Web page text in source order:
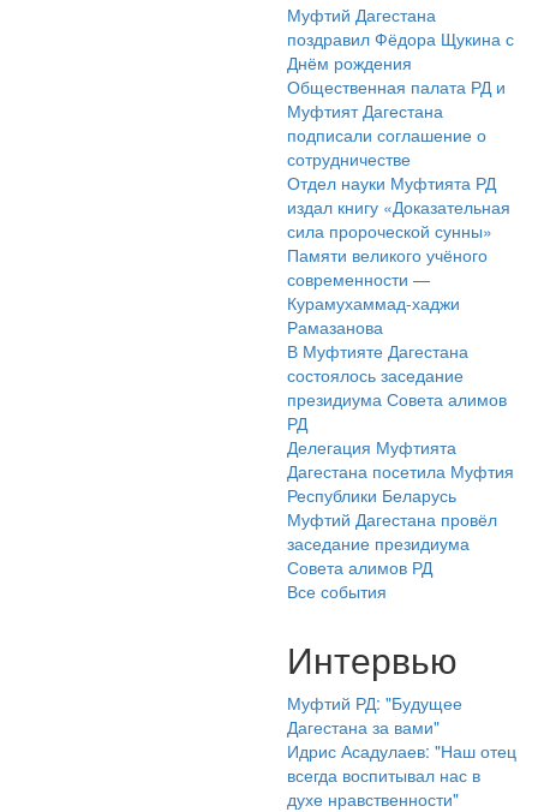
Муфтий Дагестана
поздравил Фёдора Щукина с
Днём рождения
Общественная палата РД и
Муфтият Дагестана
подписали соглашение о
сотрудничестве
Отдел науки Муфтията РД
издал книгу «Доказательная
сила пророческой сунны»
Памяти великого учёного
современности —
Курамухаммад-хаджи
Рамазанова
В Муфтияте Дагестана
состоялось заседание
президиума Совета алимов
РД
Делегация Муфтията
Дагестана посетила Муфтия
Республики Беларусь
Муфтий Дагестана провёл
заседание президиума
Совета алимов РД
Все события
Интервью
Муфтий РД: "Будущее
Дагестана за вами"
Идрис Асадулаев: "Наш отец
всегда воспитывал нас в
духе нравственности"